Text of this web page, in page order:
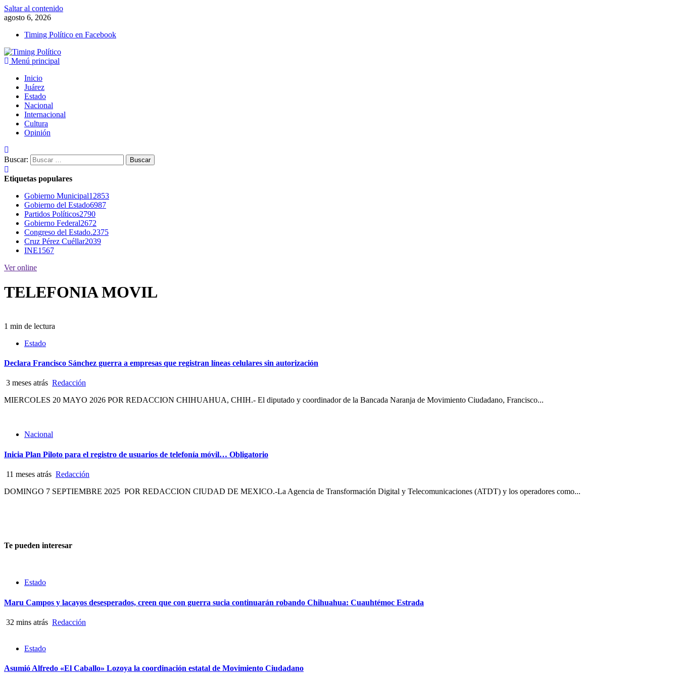
Saltar al contenido
agosto 6, 2026
Timing Político en Facebook
Menú principal
Inicio
Juárez
Estado
Nacional
Internacional
Cultura
Opinión
Buscar:
Etiquetas populares
Gobierno Municipal12853
Gobierno del Estado6987
Partidos Políticos2790
Gobierno Federal2672
Congreso del Estado.2375
Cruz Pérez Cuéllar2039
INE1567
Ver online
TELEFONIA MOVIL
1 min de lectura
Estado
Declara Francisco Sánchez guerra a empresas que registran líneas celulares sin autorización
3 meses atrás Redacción
MIERCOLES 20 MAYO 2026 POR REDACCION CHIHUAHUA, CHIH.- El diputado y coordinador de la Bancada Naranja de Movimiento Ciudadano, Francisco...
Nacional
Inicia Plan Piloto para el registro de usuarios de telefonía móvil… Obligatorio
11 meses atrás Redacción
DOMINGO 7 SEPTIEMBRE 2025 POR REDACCION CIUDAD DE MEXICO.-La Agencia de Transformación Digital y Telecomunicaciones (ATDT) y los operadores como...
Te pueden interesar
Estado
Maru Campos y lacayos desesperados, creen que con guerra sucia continuarán robando Chihuahua: Cuauhtémoc Estrada
32 mins atrás Redacción
Estado
Asumió Alfredo «El Caballo» Lozoya la coordinación estatal de Movimiento Ciudadano